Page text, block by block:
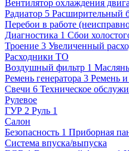
Вентилятор охлаждения
Радиатор 5 Расширительный
Перебои в работе
Диагностика 1 Сбои
Троение 3 Увеличенный
Расходники ТО
Воздушный фильтр 1
Ремень генератора 3 Ремень
Свечи 6 Техническое
Рулевое
ГУР 2 Руль 1
Салон
Безопасность 1 Приборная
Система впуска/выпуска